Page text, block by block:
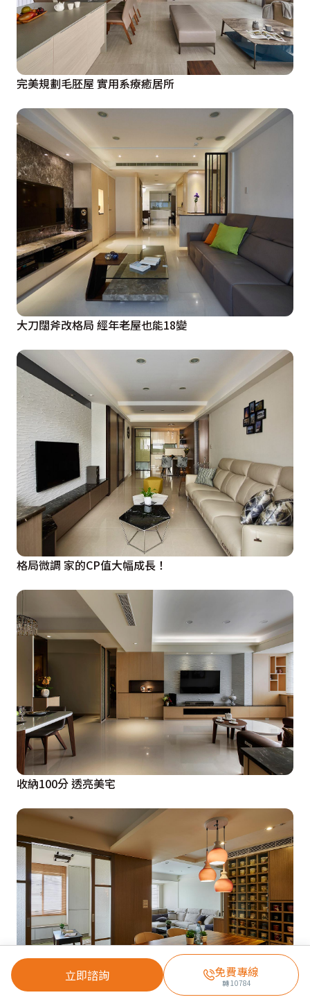
立即諮詢 免費專線
轉10784
完美規劃毛胚屋 實用系療癒居所
大刀闊斧改格局 經年老屋也能18變
格局微調 家的CP值大幅成長！
收納100分 透亮美宅